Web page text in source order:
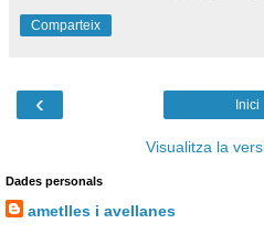
Comparteix
‹ Inici
Visualitza la
Dades personals
ametlles i avellanes